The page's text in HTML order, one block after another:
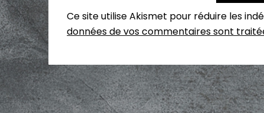
Ce site utilise Akismet pour réduire les
données de vos commentaires sont